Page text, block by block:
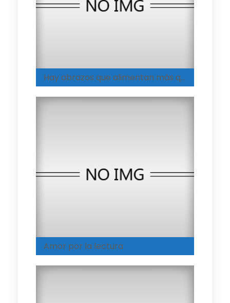
Hay abrazos que alimentan más que cualquier plato
Amor por la lectura